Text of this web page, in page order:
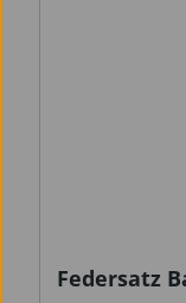
Federsatz